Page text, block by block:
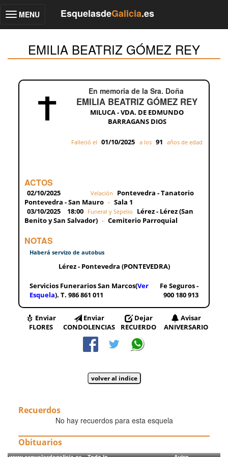
Toggle
MENU EsquelasdeGalicia.es
EMILIA BEATRIZ GÓMEZ REY
En memoria de la Sra. Doña
EMILIA BEATRIZ GÓMEZ REY
MILUCA - VDA. DE EDMUNDO
BARRAGANS DIOS
Falleció el 01/10/2025 a los 91 años de edad
ACTOS
02/10/2025 Velación
Pontevedra - Tanatorio
Pontevedra - San Mauro - Sala 1
03/10/2025
18:00 Funeral y Sepelio
Lérez - Lérez (San
Benito y San Salvador) - Cemiterio Parroquial
NOTAS
Haberá servizo de autobus
Lérez - Pontevedra (PONTEVEDRA)
Servicios Funerarios San Marcos(Ver
Esquela). T. 986 861 011
Fe Seguros -
900 180 913
Enviar
FLORES
Enviar
CONDOLENCIAS
Dejar
RECUERDO
Avisar
ANIVERSARIO
Recuerdos
No hay recuerdos para esta esquela
Obituarios